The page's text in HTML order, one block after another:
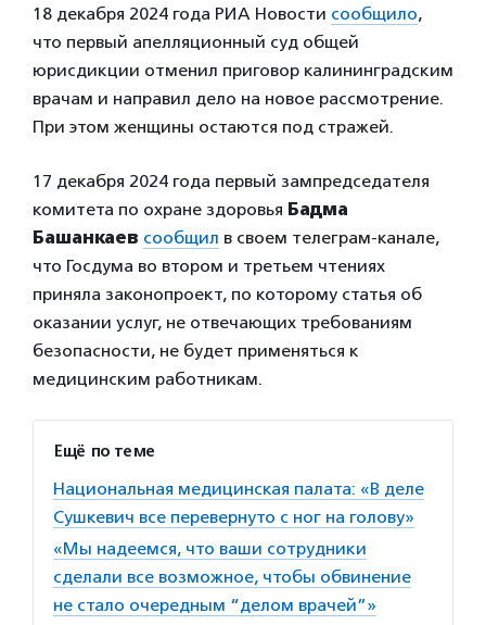
18 декабря 2024 года РИА Новости сообщило,
что первый апелляционный суд общей
юрисдикции отменил приговор калининградским
врачам и направил дело на новое рассмотрение.
При этом женщины остаются под стражей.
17 декабря 2024 года первый зампредседателя
комитета по охране здоровья Бадма
Башанкаев сообщил в своем телеграм-канале,
что Госдума во втором и третьем чтениях
приняла законопроект, по которому статья об
оказании услуг, не отвечающих требованиям
безопасности, не будет применяться к
медицинским работникам.
Ещё по теме
Национальная медицинская палата: «В деле
Сушкевич все перевернуто с ног на голову»
«Мы надеемся, что ваши сотрудники
сделали все возможное, чтобы обвинение
не стало очередным “делом врачей”»